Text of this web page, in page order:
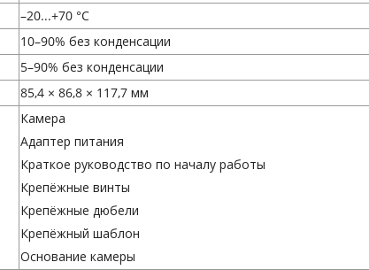
–20...+70 °C
10–90% без конденсации
5–90% без конденсации
85,4 × 86,8 × 117,7 мм
Камера
Адаптер питания
Краткое руководство по началу работы
Крепёжные винты
Крепёжные дюбели
Крепёжный шаблон
Основание камеры